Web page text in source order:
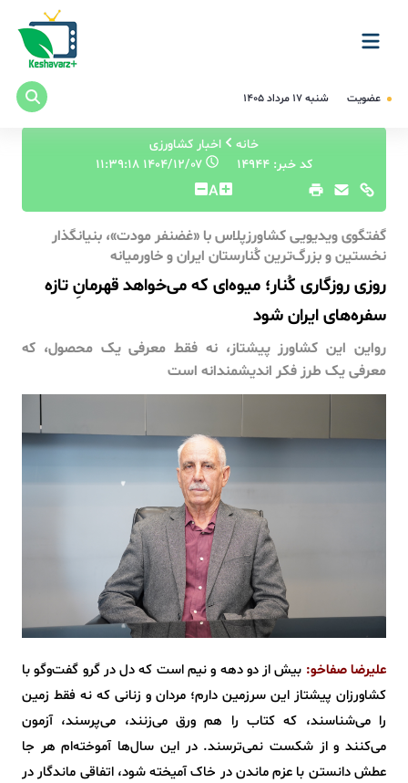
عضویت شنبه ۱۷ مرداد ۱۴۰۵
خانه
اخبار کشاورزی
کد خبر: 14944
۱۴۰۴/۱۲/۰۷ ۱۱:۳۹:۱۸
A
گفتگوی ویدیویی کشاورزپلاس با «غضنفر مودت»، بنیانگذار
نخستین و بزرگ‌ترین کُنارستان ایران و خاورمیانه
روزی روزگاری کُنار؛ میوه‌ای که می‌خواهد قهرمانِ تازه‌
سفره‌های ایران شود
رواین این کشاورز پیشتاز، نه فقط معرفی یک محصول، که
معرفی یک طرز فکر اندیشمندانه است
علیرضا صفاخو: بیش از دو دهه و نیم است که دل در گرو گفت‌وگو با
کشاورزان پیشتاز این سرزمین دارم؛ مردان و زنانی که نه فقط زمین
را می‌شناسند، که کتاب را هم ورق می‌زنند، می‌پرسند، آزمون
می‌کنند و از شکست نمی‌ترسند. در این سال‌ها آموخته‌ام هر جا
عطش دانستن با عزم ماندن در خاک آمیخته شود، اتفاقی ماندگار در